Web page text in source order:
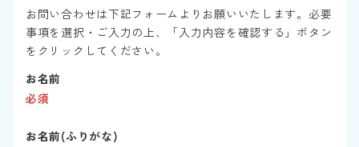
お問い合わせは下記フォームよりお願いいたします。必要
事項を選択・ご入力の上、「入力内容を確認する」ボタン
をクリックしてください。
お名前
必須
お名前(ふりがな)